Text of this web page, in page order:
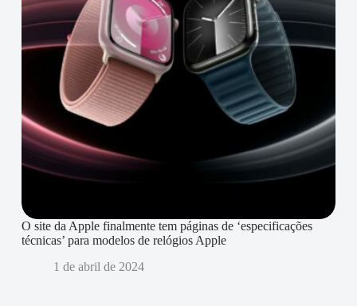
O site da Apple finalmente tem páginas de ‘especificações
técnicas’ para modelos de relógios Apple
1 de abril de 2024